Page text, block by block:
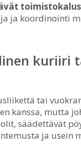
ja koordinointi
kuriiri
tai
kanssa, mutta
säädettävät
ja usein